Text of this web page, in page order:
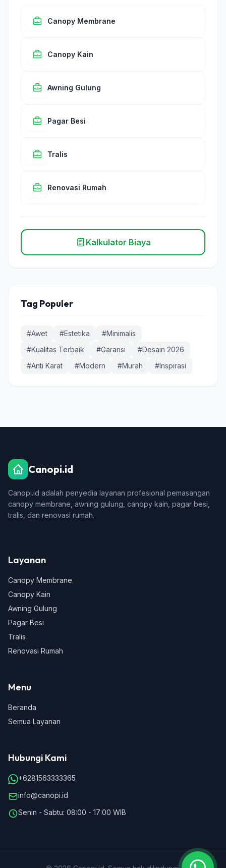
Canopy Membrane
Canopy Kain
Awning Gulung
Pagar Besi
Tralis
Renovasi Rumah
Kalkulator Biaya
Tag Populer
#Awet #Estetika
#Minimalis
#Kualitas Terbaik
#Garansi
#Desain 2026
#Anti Karat
#Modern #Murah #Inspirasi
Canopi.id
Canopi.id adalah penyedia layanan profesional pemasangan
canopy membrane, awning gulung, canopy kain, pagar besi,
tralis, dan renovasi rumah.
Layanan
Canopy Membrane
Canopy Kain
Awning Gulung
Pagar Besi
Tralis
Renovasi Rumah
Menu
Beranda
Semua Layanan
Hubungi Kami
+6281563333365
info@canopi.id
Senin - Sabtu: 08:00 - 17:00 WIB